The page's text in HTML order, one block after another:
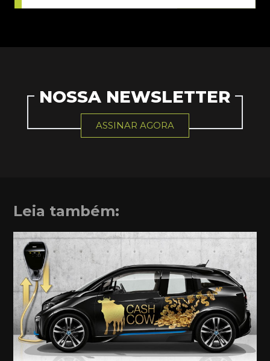
NOSSA NEWSLETTER
ASSINAR AGORA
Leia também: